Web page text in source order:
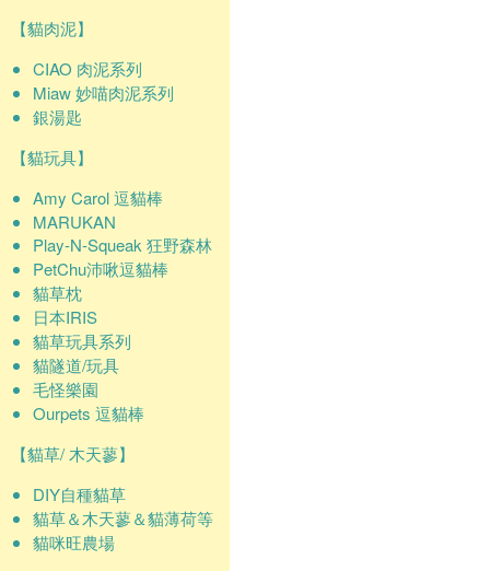
【貓肉泥】
CIAO 肉泥系列
Miaw 妙喵肉泥系列
銀湯匙
【貓玩具】
Amy Carol 逗貓棒
MARUKAN
Play-N-Squeak 狂野森林
PetChu沛啾逗貓棒
貓草枕
日本IRIS
貓草玩具系列
貓隧道/玩具
毛怪樂園
Ourpets 逗貓棒
【貓草/ 木天蓼】
DIY自種貓草
貓草＆木天蓼＆貓薄荷等
貓咪旺農場